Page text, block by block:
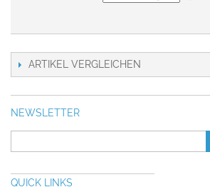
ARTIKEL VERGLEICHEN
NEWSLETTER
QUICK LINKS